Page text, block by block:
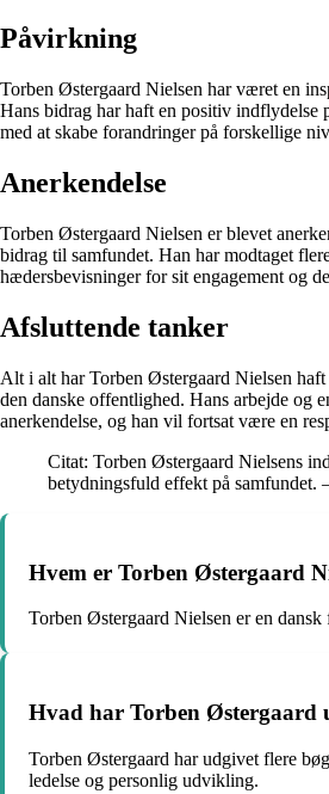
Påvirkning
Torben Østergaard Nielsen har været en
Hans bidrag har haft en positiv indflydelse
med at skabe forandringer på forskellige
Anerkendelse
Torben Østergaard Nielsen er blevet
bidrag til samfundet. Han har modtaget
hædersbevisninger for sit engagement og
Afsluttende tanker
Alt i alt har Torben Østergaard Nielsen
den danske offentlighed. Hans arbejde og
anerkendelse, og han vil fortsat være en
Citat: Torben Østergaard Nielsens
betydningsfuld effekt på samfundet.
Hvem er Torben Østergaard
Torben Østergaard Nielsen er en
Hvad har Torben Østergaard
Torben Østergaard har udgivet flere
ledelse og personlig udvikling.